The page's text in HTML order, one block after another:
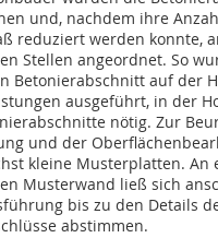
und, nachdem ihre
reduziert werden konnte,
Stellen angeordnet. So
Betonierabschnitt auf der
ausgeführt, in der
nötig. Zur
und der
kleine Musterplatten. An
Musterwand ließ sich
bis zu den Details
abstimmen.